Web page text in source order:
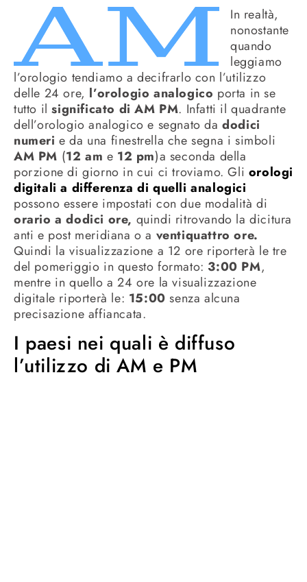
In realtà,
nonostante
quando
leggiamo
l’orologio tendiamo a decifrarlo con l’utilizzo
delle 24 ore, l’orologio analogico porta in se
tutto ilsignificato di AM PM. Infatti il quadrante
dell’orologio analogico e segnato dadodici
numeri e da una finestrella che segna i simboli
AM PM (12 am e 12 pm)a seconda della
porzione di giorno in cui ci troviamo. Gli orologi
digitali a differenza di quelli analogici
possono essere impostati con due modalità di
orario a dodici ore, quindi ritrovando la dicitura
anti e post meridiana o a ventiquattro ore.
Quindi la visualizzazione a 12 ore riporterà le tre
del pomeriggio in questo formato: 3:00 PM,
mentre in quello a 24 ore la visualizzazione
digitale riporterà le: 15:00 senza alcuna
precisazione affiancata.
I paesi nei quali è diffuso
l’utilizzo di AM e PM